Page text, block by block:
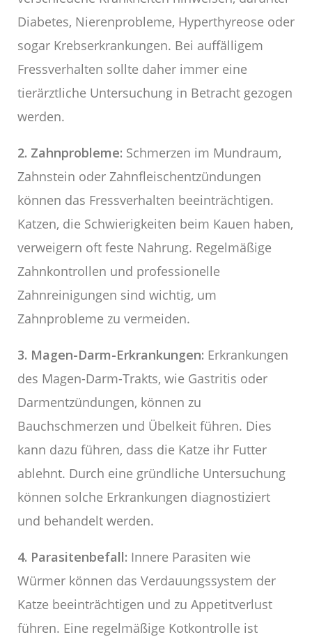
Diabetes, Nierenprobleme, Hyperthyreose oder
sogar Krebserkrankungen. Bei auffälligem
Fressverhalten sollte daher immer eine
tierärztliche Untersuchung in Betracht gezogen
werden.
2. Zahnprobleme: Schmerzen im Mundraum,
Zahnstein oder Zahnfleischentzündungen
können das Fressverhalten beeinträchtigen.
Katzen, die Schwierigkeiten beim Kauen haben,
verweigern oft feste Nahrung. Regelmäßige
Zahnkontrollen und professionelle
Zahnreinigungen sind wichtig, um
Zahnprobleme zu vermeiden.
3. Magen-Darm-Erkrankungen: Erkrankungen
des Magen-Darm-Trakts, wie Gastritis oder
Darmentzündungen, können zu
Bauchschmerzen und Übelkeit führen. Dies
kann dazu führen, dass die Katze ihr Futter
ablehnt. Durch eine gründliche Untersuchung
können solche Erkrankungen diagnostiziert
und behandelt werden.
4. Parasitenbefall: Innere Parasiten wie
Würmer können das Verdauungssystem der
Katze beeinträchtigen und zu Appetitverlust
führen. Eine regelmäßige Kotkontrolle ist